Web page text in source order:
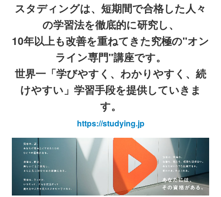
スタディングは、短期間で合格した人々
の学習法を徹底的に研究し、
10年以上も改善を重ねてきた究極の"オン
ライン専門"講座です。
世界一「学びやすく、わかりやすく、続
けやすい」学習手段を提供していきま
す。
https://studying.jp